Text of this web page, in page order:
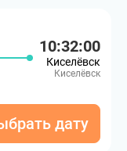
10:32:00
Киселёвск
Киселёвск
дату